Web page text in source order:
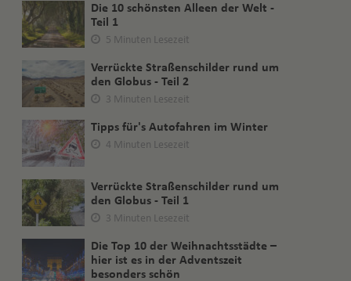
Die 10 schönsten Alleen der Welt -
Teil 1
5 Minuten Lesezeit
Verrückte Straßenschilder rund um
den Globus - Teil 2
3 Minuten Lesezeit
Tipps für's Autofahren im Winter
4 Minuten Lesezeit
Verrückte Straßenschilder rund um
den Globus - Teil 1
3 Minuten Lesezeit
Die Top 10 der Weihnachtsstädte –
hier ist es in der Adventszeit
besonders schön